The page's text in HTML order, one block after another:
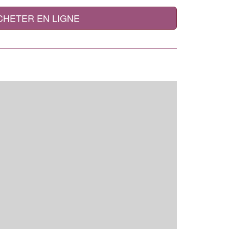
EN LIGNE